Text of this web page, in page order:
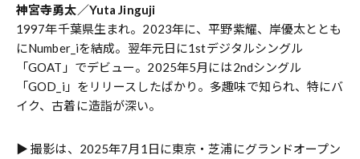
神宮寺勇太／Yuta Jinguji
1997年千葉県生まれ。2023年に、平野紫耀、岸優太ととも
にNumber_iを結成。翌年元日に1stデジタルシングル
「GOAT」でデビュー。2025年5月には2ndシングル
「GOD_i」をリリースしたばかり。多趣味で知られ、特にバ
イク、古着に造詣が深い。
▶︎ 撮影は、2025年7月1日に東京・芝浦にグランドオープン